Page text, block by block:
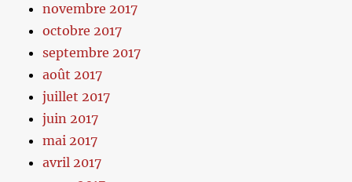
novembre 2017
octobre 2017
septembre 2017
août 2017
juillet 2017
juin 2017
mai 2017
avril 2017